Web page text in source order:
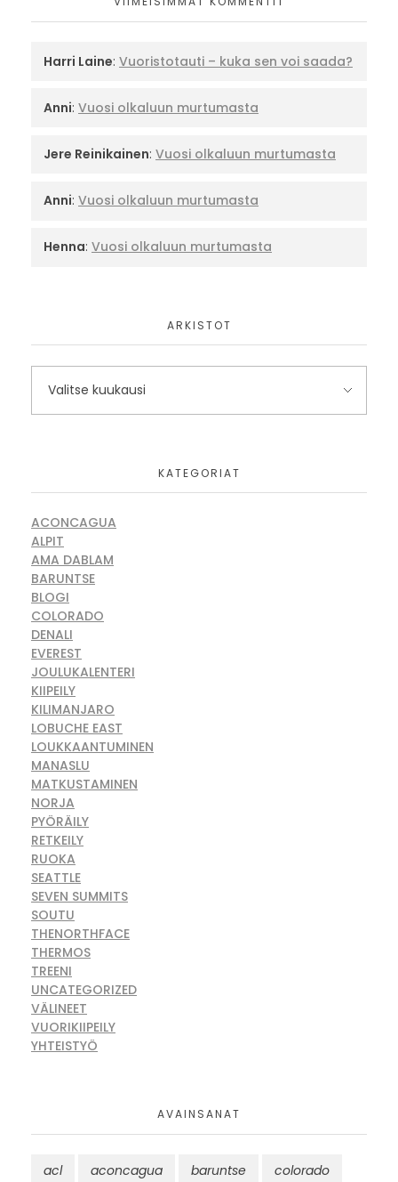
Harri Laine: Vuoristotauti – kuka sen voi saada?
Anni: Vuosi olkaluun murtumasta
Jere Reinikainen: Vuosi olkaluun murtumasta
Anni: Vuosi olkaluun murtumasta
Henna: Vuosi olkaluun murtumasta
ARKISTOT
KATEGORIAT
ACONCAGUA
ALPIT
AMA DABLAM
BARUNTSE
BLOGI
COLORADO
DENALI
EVEREST
JOULUKALENTERI
KIIPEILY
KILIMANJARO
LOBUCHE EAST
LOUKKAANTUMINEN
MANASLU
MATKUSTAMINEN
NORJA
PYÖRÄILY
RETKEILY
RUOKA
SEATTLE
SEVEN SUMMITS
SOUTU
THENORTHFACE
THERMOS
TREENI
UNCATEGORIZED
VÄLINEET
VUORIKIIPEILY
YHTEISTYÖ
AVAINSANAT
acl aconcagua baruntse colorado